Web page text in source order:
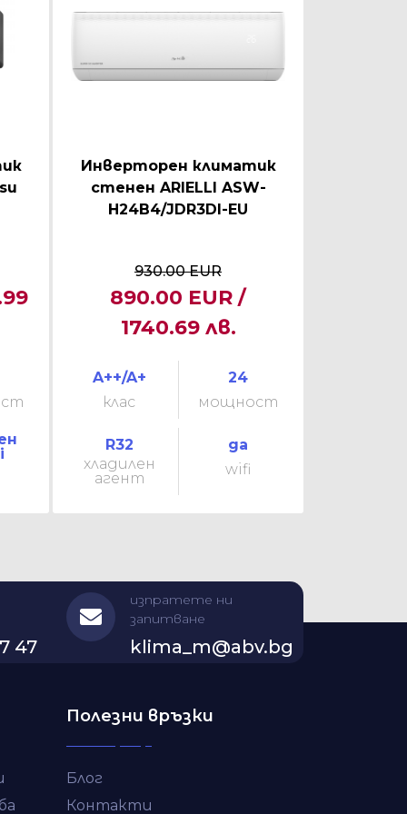
Инверторен климатик
стенен ARIELLI ASW-
H24B4/JDR3DI-EU
930.00 EUR
890.00 EUR /
1740.69 лв.
A++/A+
клас
24
мощност
R32
хладилен
агент
да
wifi
47
изпратете ни
запитване
klima_m@abv.bg
Полезни връзки
Блог
Контакти